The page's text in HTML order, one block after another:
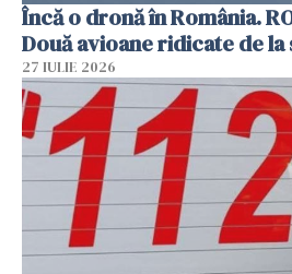
Încă o dronă în România.
Două avioane ridicate de la
27 IULIE 2026